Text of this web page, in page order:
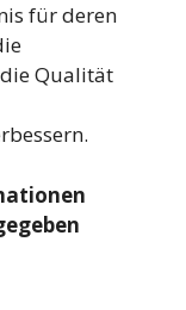
für deren
Qualität